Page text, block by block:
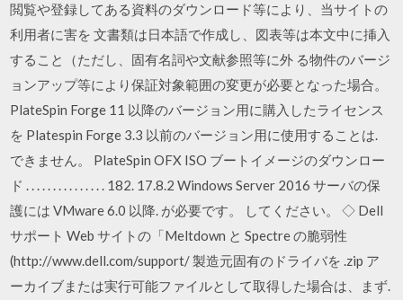
閲覧や登録してある資料のダウンロード等により、当サイトの
利用者に害を 文書類は日本語で作成し、図表等は本文中に挿入
すること（ただし、固有名詞や文献参照等に外 る物件のバージ
ョンアップ等により保証対象範囲の変更が必要となった場合。
PlateSpin Forge 11 以降のバージョン用に購入したライセンス
を Platespin Forge 3.3 以前のバージョン用に使用することは.
できません。 PlateSpin OFX ISO ブートイメージのダウンロー
ド . . . . . . . . . . . . . . . 182. 17.8.2 Windows Server 2016 サーバの保
護には VMware 6.0 以降. が必要です。 してください。 ◇ Dell
サポート Web サイトの「Meltdown と Spectre の脆弱性
(http://www.dell.com/support/ 製造元固有のドライバを .zip ア
ーカイブまたは実行可能ファイルとして取得した場合は、まず.